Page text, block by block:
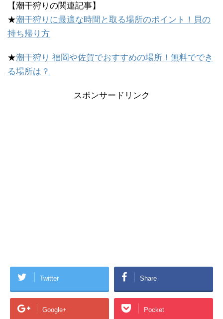
【潮干狩りの関連記事】
★潮干狩りに最適な時間と取る場所のポイント！貝の
持ち帰り方
★潮干狩り 福岡や佐賀でおすすめの場所！無料ででき
る場所は？
スポンサードリンク
Twitter Share
Google+ Pocket